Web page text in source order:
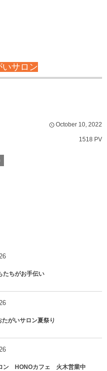
サロン
October 10, 2022
1518 PV
たちがお手伝い
がいサロン夏祭り
ン HONOカフェ 火木営業中